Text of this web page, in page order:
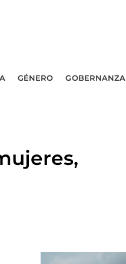
GÉNERO GOBERNANZA